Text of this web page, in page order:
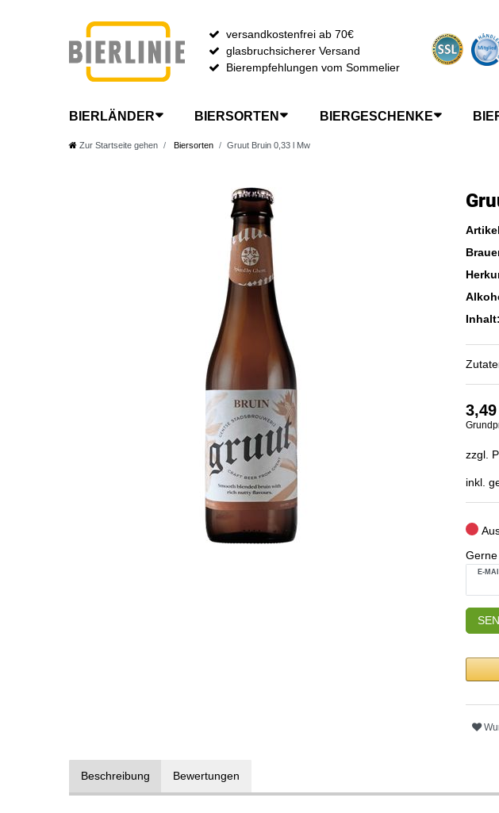
versandkostenfrei ab 70€
glasbruchsicherer Versand
Bierempfehlungen vom Sommelier
BIERLÄNDER BIERSORTEN BIERGESCHENKE
Zur Startseite gehen Biersorten Gruut Bruin 0,33 l Mw
Inhalt:
zzgl.
inkl.
E-
Beschreibung Bewertungen